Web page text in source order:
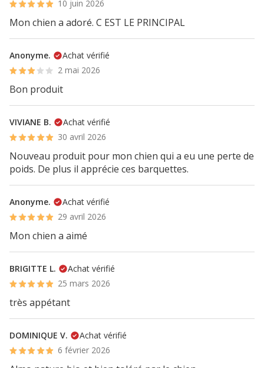
10 juin 2026
Mon chien a adoré. C EST LE PRINCIPAL
Anonyme.
Achat vérifié
2 mai 2026
Bon produit
VIVIANE B.
Achat vérifié
30 avril 2026
Nouveau produit pour mon chien qui a eu une perte de
poids. De plus il apprécie ces barquettes.
Anonyme.
Achat vérifié
29 avril 2026
Mon chien a aimé
BRIGITTE L.
Achat vérifié
25 mars 2026
très appétant
DOMINIQUE V.
Achat vérifié
6 février 2026